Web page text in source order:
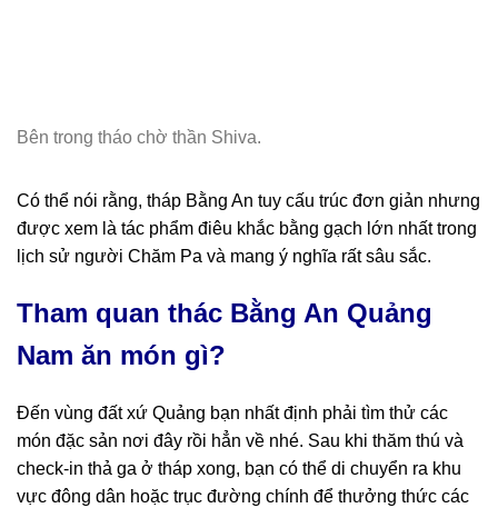
Bên trong tháo chờ thần Shiva.
Có thể nói rằng, tháp Bằng An tuy cấu trúc đơn giản nhưng
được xem là tác phẩm điêu khắc bằng gạch lớn nhất trong
lịch sử người Chăm Pa và mang ý nghĩa rất sâu sắc.
Tham quan thác Bằng An Quảng
Nam ăn món gì?
Đến vùng đất xứ Quảng bạn nhất định phải tìm thử các
món đặc sản nơi đây rồi hẳn về nhé. Sau khi thăm thú và
check-in thả ga ở tháp xong, bạn có thể di chuyển ra khu
vực đông dân hoặc trục đường chính để thưởng thức các